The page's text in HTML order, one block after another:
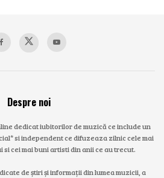
Despre noi
dedicat iubitorilor de muzică ce include un
si independent ce difuzeaza zilnic cele mai
cei mai buni artisti din anii ce au trecut.
de știri și informații din lumea muzicii, a